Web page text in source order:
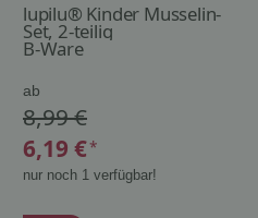
lupilu® Kinder Musselin-
Set, 2-teilig
B-Ware
ab
8,99 €
6,19 €*
nur noch 1 verfügbar!